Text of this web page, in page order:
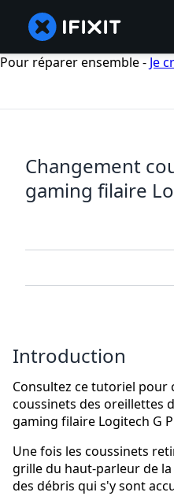
Pour réparer ensemble - Je
Changement
gaming filaire
Introduction
Consultez ce tutoriel pour
coussinets des oreillettes
gaming filaire Logitech G
Une fois les coussinets
grille du haut-parleur de
des débris qui s'y sont